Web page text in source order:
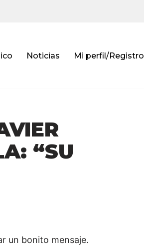
Noticias Mi perfil/Registro
“SU
un bonito mensaje.